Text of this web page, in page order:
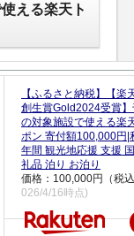
える楽天ト
【ふるさと納税】【楽
創生賞Gold2024受賞
の対象施設で使える楽
ポン 寄付額100,000円|
年間 観光地応援 支援
礼品 泊り お泊り
価格：100,000円（税
026/4/16時点)